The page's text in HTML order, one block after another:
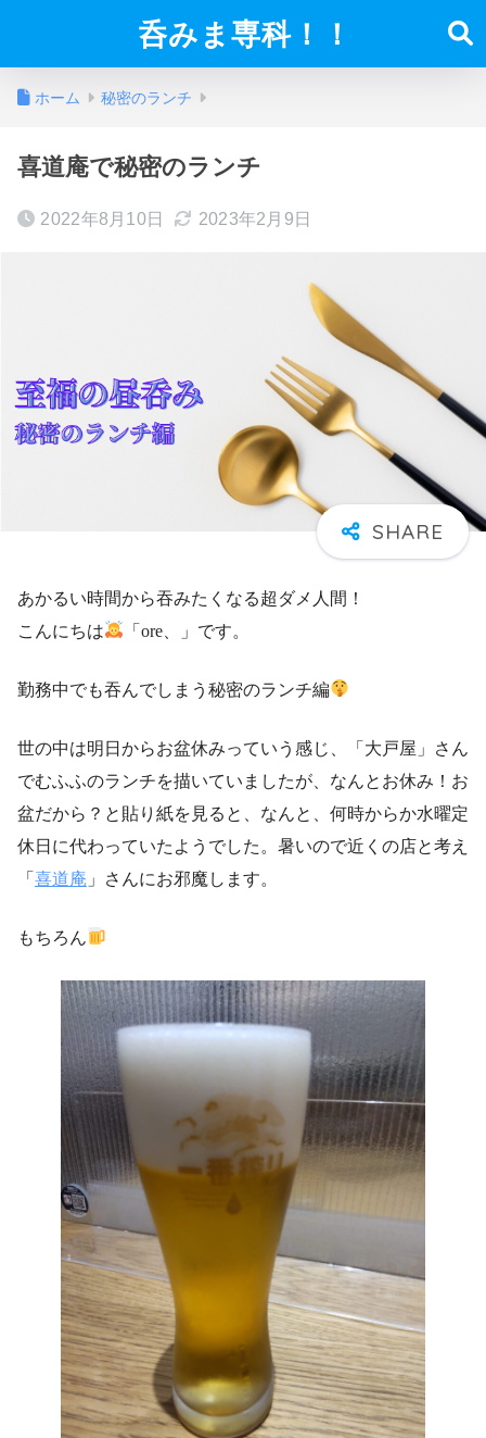
呑みま専科！！
ホーム 秘密のランチ
喜道庵で秘密のランチ
2022年8月10日 2023年2月9日
あかるい時間から吞みたくなる超ダメ人間！
こんにちは
「ore、」です。
勤務中でも吞んでしまう秘密のランチ編
世の中は明日からお盆休みっていう感じ、「大戸屋」さん
でむふふのランチを描いていましたが、なんとお休み！お
盆だから？と貼り紙を見ると、なんと、何時からか水曜定
休日に代わっていたようでした。暑いので近くの店と考え
「 喜道庵 」さんにお邪魔します。
もちろん